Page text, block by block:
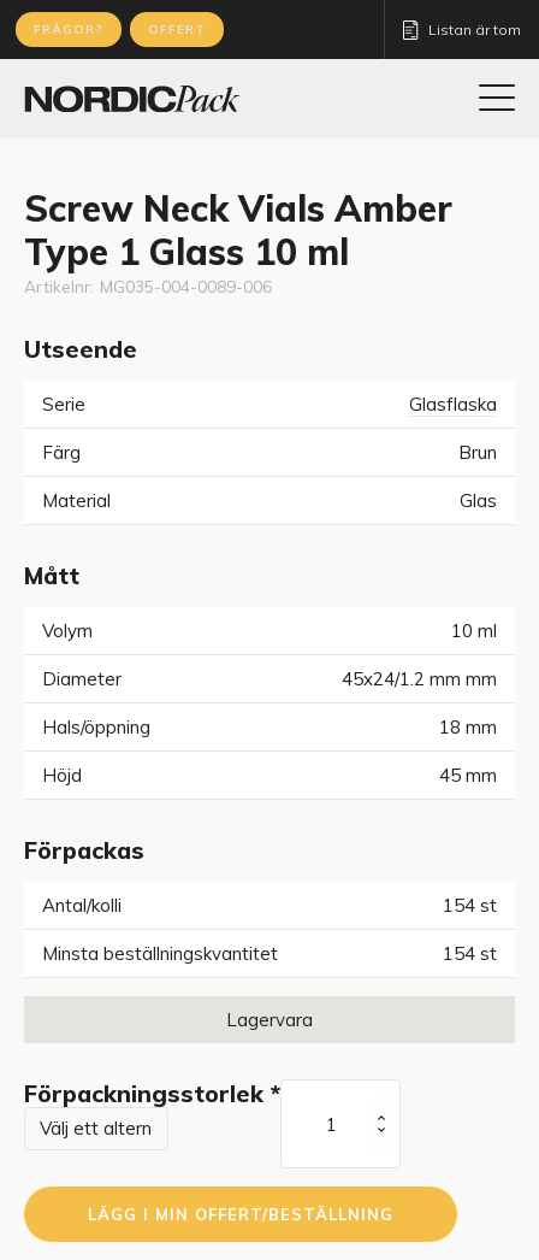
FRÅGOR? OFFERT Listan är tom
Screw Neck Vials Amber
Type 1 Glass 10 ml
Artikelnr: MG035-004-0089-006
Utseende
Serie Glasflaska
Färg Brun
Material Glas
Mått
Volym 10 ml
Diameter 45x24/1.2 mm mm
Hals/öppning 18 mm
Höjd 45 mm
Förpackas
Antal/kolli 154 st
Minsta beställningskvantitet 154 st
Lagervara
Förpackningsstorlek *
Vials
Amber
Type
1
LÄGG I MIN OFFERT/BESTÄLLNING